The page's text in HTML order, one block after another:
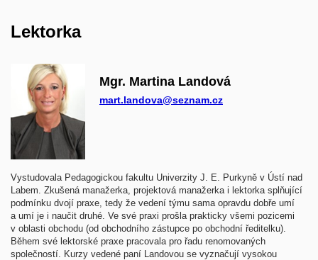
Lektorka
Mgr. Martina Landová
mart.landova@seznam.cz
Vystudovala Pedagogickou fakultu Univerzity J. E. Purkyně v Ústí nad
Labem. Zkušená manažerka, projektová manažerka i lektorka splňující
podmínku dvojí praxe, tedy že vedení týmu sama opravdu dobře umí
a umí je i naučit druhé. Ve své praxi prošla prakticky všemi pozicemi
v oblasti obchodu (od obchodního zástupce po obchodní ředitelku).
Během své lektorské praxe pracovala pro řadu renomovaných
společností. Kurzy vedené paní Landovou se vyznačují vysokou